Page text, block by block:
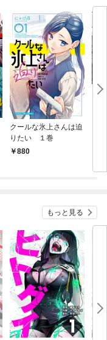
クールな氷上さんは迫
りたい １巻
880
もっと見る